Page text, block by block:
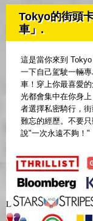
Tokyo的街頭
車」.
這是當你來到
一下自己駕駛一輛
車！穿上你最喜愛
光都會集中在你身
者選擇私密騎行，
難忘的經歷。不要
說"一次永遠不夠！"